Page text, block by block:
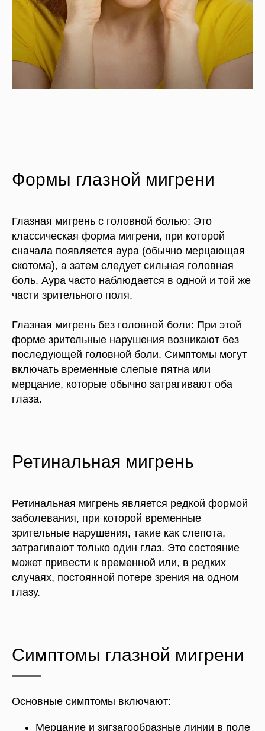
Формы глазной мигрени
Глазная мигрень с головной болью: Это
классическая форма мигрени, при которой
сначала появляется аура (обычно мерцающая
скотома), а затем следует сильная головная
боль. Аура часто наблюдается в одной и той же
части зрительного поля.
Глазная мигрень без головной боли: При этой
форме зрительные нарушения возникают без
последующей головной боли. Симптомы могут
включать временные слепые пятна или
мерцание, которые обычно затрагивают оба
глаза.
Ретинальная мигрень
Ретинальная мигрень является редкой формой
заболевания, при которой временные
зрительные нарушения, такие как слепота,
затрагивают только один глаз. Это состояние
может привести к временной или, в редких
случаях, постоянной потере зрения на одном
глазу.
Симптомы глазной мигрени
Основные симптомы включают:
Мерцание и зигзагообразные линии в поле